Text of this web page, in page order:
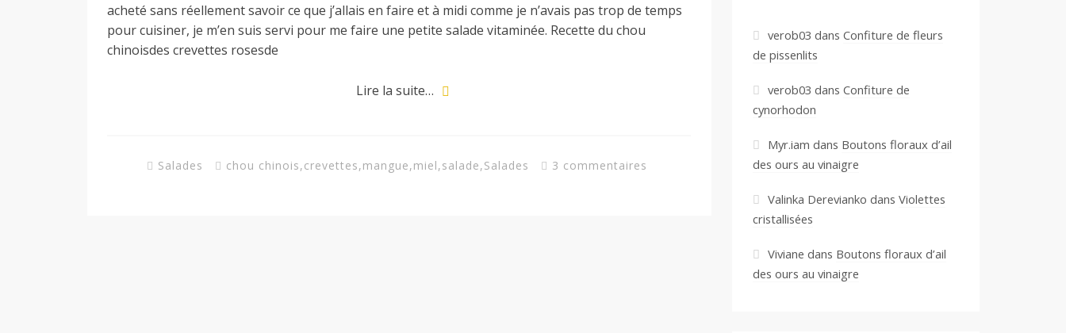
a
acheté sans réellement savoir ce que j’allais en faire et à midi comme je n’avais pas trop de temps
pour cuisiner, je m’en suis servi pour me faire une petite salade vitaminée. Recette du chou
chinoisdes crevettes rosesde
Lire la suite…
Salades chou chinois,crevettes,mangue,miel,salade,Salades 3 commentaires
verob03 dans Confiture de fleurs
de pissenlits
verob03 dans Confiture de
cynorhodon
Myr.iam dans Boutons floraux d’ail
des ours au vinaigre
Valinka Derevianko dans Violettes
cristallisées
Viviane dans Boutons floraux d’ail
des ours au vinaigre